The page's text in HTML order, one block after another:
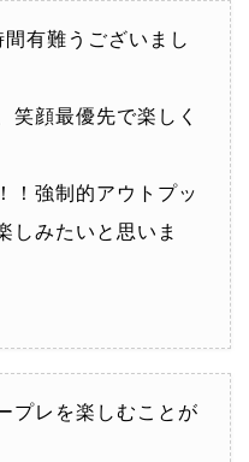
有難うございまし
笑顔最優先で楽しく
！強制的アウトプッ
しみたいと思いま
プレを楽しむことが